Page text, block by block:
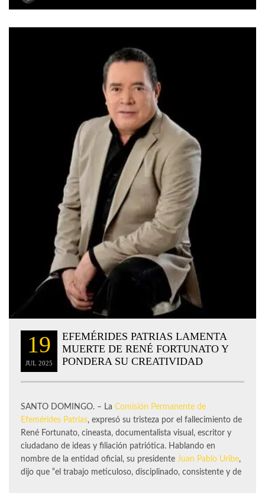
19
JUL 2025
EFEMÉRIDES PATRIAS LAMENTA
MUERTE DE RENÉ FORTUNATO Y
PONDERA SU CREATIVIDAD
SANTO DOMINGO. – La Comisión Permanente de
Efemérides Patrias, expresó su tristeza por el fallecimiento de
René Fortunato, cineasta, documentalista visual, escritor y
ciudadano de ideas y filiación patriótica. Hablando en
nombre de la entidad oficial, su presidente Juan Pablo Uribe,
dijo que “el trabajo meticuloso, disciplinado, consistente y de